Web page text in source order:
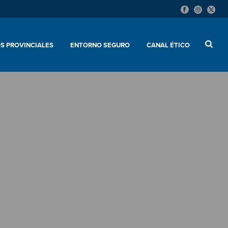
PROVINCIALES ENTORNO SEGURO CANAL ÉTICO